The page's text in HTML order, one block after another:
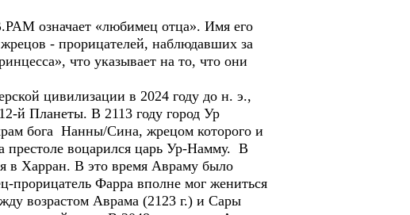
означает «любимец отца». Имя его
- прорицателей, наблюдавших за
что указывает на то, что они
цивилизации в 2024 году до н. э.,
й Планеты. В 2113 году город Ур
бога Нанны/Сина, жрецом которого и
престоле воцарился царь Ур-Намму. В
в Харран. В это время Авраму было
прорицатель Фарра вполне мог жениться
возрастом Аврама (2123 г.) и Сары